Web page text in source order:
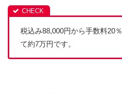
税込み88,000円から手数料20
て約7万円です。